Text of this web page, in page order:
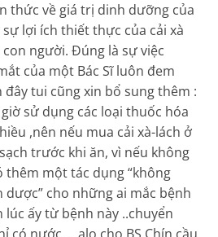
thức về giá trị dinh dưỡng của
lợi ích thiết thực của cải xà
người. Đúng là sự việc
của một Bác Sĩ luôn đem
đây tui cũng xin bổ sung thêm :
sử dụng các loại thuốc hóa
,nên nếu mua cải xà-lách ở
trước khi ăn, vì nếu không
thêm một tác dụng “không
dược” cho những ai mắc bệnh
ấy từ bệnh này ..chuyển